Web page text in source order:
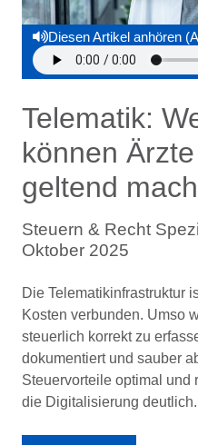
Diesen Artikel anhören
Telematik:
können
geltend
Steuern & Recht
Oktober 2025
Die Telematikinfrastruktur
Kosten verbunden. Umso
steuerlich korrekt zu
dokumentiert und sauber
Steuervorteile optimal und
die Digitalisierung deutlich.